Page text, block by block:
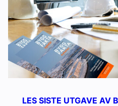
LES SISTE UTGAVE AV